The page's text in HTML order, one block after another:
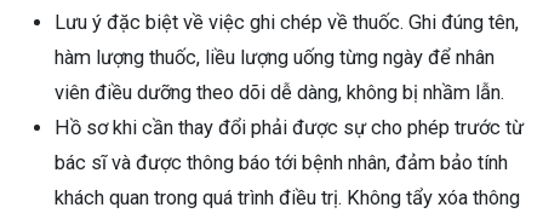
Lưu ý đặc biệt về việc ghi chép về thuốc. Ghi đúng tên,
hàm lượng thuốc, liều lượng uống từng ngày để nhân
viên điều dưỡng theo dõi dễ dàng, không bị nhầm lẫn.
Hồ sơ khi cần thay đổi phải được sự cho phép trước từ
bác sĩ và được thông báo tới bệnh nhân, đảm bảo tính
khách quan trong quá trình điều trị. Không tẩy xóa thông